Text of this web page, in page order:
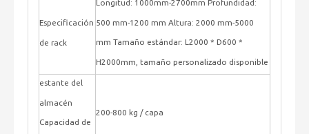
Especificación
de rack
Longitud: 1000mm-2700mm Profundidad:
500 mm-1200 mm Altura: 2000 mm-5000
mm Tamaño estándar: L2000 * D600 *
H2000mm, tamaño personalizado disponible
estante del
almacén
Capacidad de
200-800 kg / capa